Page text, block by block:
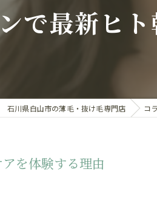
で最新ヒ
石川県白山市の薄毛・抜け毛専門店 コ
を体験する理由